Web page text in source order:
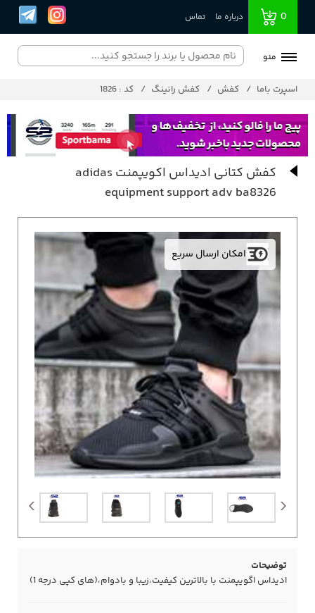
0 درباره ما تماس
منو
اسپرت باما کفش کفش رانینگ کد : 1826
کفش کتانی ادیداس اکویپمنت adidas
equipment support adv ba8326
امکان ارسال سریع
توضیحات
ادیداس اگویپمنت با بالاترین کیفیت،زیبا و بادوام،(های کپی درجه 1)